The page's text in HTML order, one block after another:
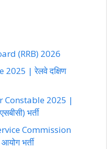
(RRB) 2026
| रेलवे दक्षिण
Constable 2025 |
भर्ती
Commission
भर्ती